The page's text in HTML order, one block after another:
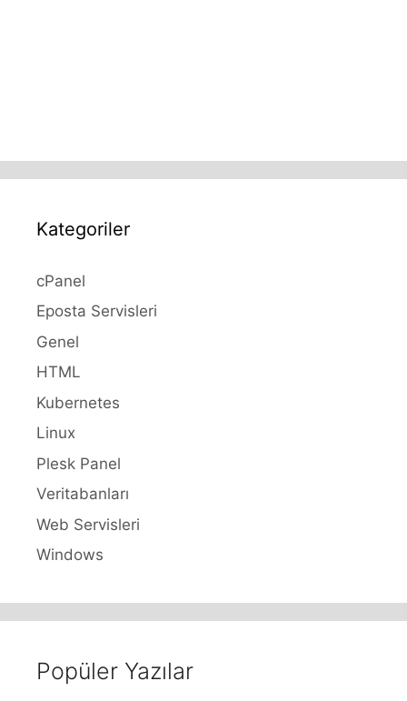
Kategoriler
cPanel
Eposta Servisleri
Genel
HTML
Kubernetes
Linux
Plesk Panel
Veritabanları
Web Servisleri
Windows
Popüler Yazılar